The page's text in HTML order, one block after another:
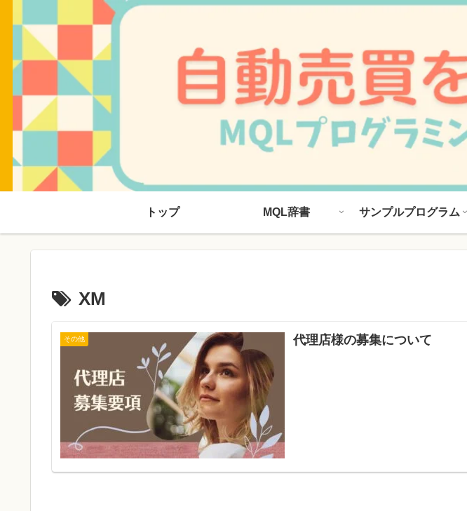
トップ MQL辞書 サンプルプログラム
XM
その他 代理店様の募集について